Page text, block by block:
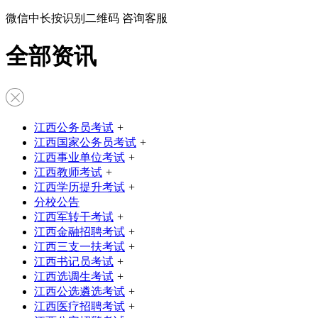
微信中长按识别二维码 咨询客服
全部资讯
江西公务员考试 +
江西国家公务员考试 +
江西事业单位考试 +
江西教师考试 +
江西学历提升考试 +
分校公告
江西军转干考试 +
江西金融招聘考试 +
江西三支一扶考试 +
江西书记员考试 +
江西选调生考试 +
江西公选遴选考试 +
江西医疗招聘考试 +